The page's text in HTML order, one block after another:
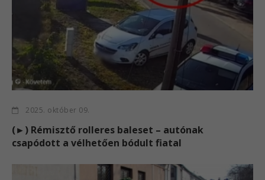
2025. október 09.
(►) Rémisztő rolleres baleset – autónak
csapódott a vélhetően bódult fiatal